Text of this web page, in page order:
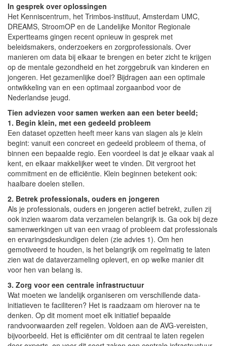
In gesprek over oplossingen
Het Kenniscentrum, het Trimbos-instituut, Amsterdam UMC,
DREAMS, StroomOP en de Landelijke Monitor Regionale
Expertteams gingen recent opnieuw in gesprek met
beleidsmakers, onderzoekers en zorgprofessionals. Over
manieren om data bij elkaar te brengen en beter zicht te krijgen
op de mentale gezondheid en het zorggebruik van kinderen en
jongeren. Het gezamenlijke doel? Bijdragen aan een optimale
ontwikkeling van en een optimaal zorgaanbod voor de
Nederlandse jeugd.
Tien adviezen voor samen werken aan een beter beeld;
1. Begin klein, met een gedeeld probleem
Een dataset opzetten heeft meer kans van slagen als je klein
begint: vanuit een concreet en gedeeld probleem of thema, of
binnen een bepaalde regio. Een voordeel is dat je elkaar vaak al
kent, en elkaar makkelijker weet te vinden. Dit vergroot het
commitment en de efficiëntie. Klein beginnen betekent ook:
haalbare doelen stellen.
2. Betrek professionals, ouders en jongeren
Als je professionals, ouders en jongeren actief betrekt, zullen zij
ook inzien waarom data verzamelen belangrijk is. Ga ook bij deze
samenwerkingen uit van een vraag of probleem dat professionals
en ervaringsdeskundigen delen (zie advies 1). Om hen
gemotiveerd te houden, is het belangrijk om regelmatig te laten
zien wat de dataverzameling oplevert, en op welke manier dit
voor hen van belang is.
3. Zorg voor een centrale infrastructuur
Wat moeten we landelijk organiseren om verschillende data-
initiatieven te faciliteren? Het is raadzaam om hierover na te
denken. Op dit moment moet elk initiatief bepaalde
randvoorwaarden zelf regelen. Voldoen aan de AVG-vereisten,
bijvoorbeeld. Het is efficiënter om dit centraal te laten regelen